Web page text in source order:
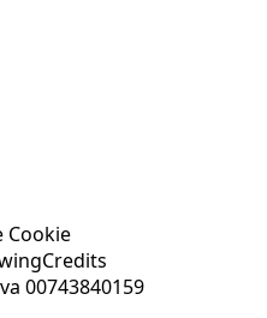
Cookie
Credits
00743840159